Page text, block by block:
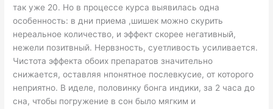
так уже 20. Но в процессе курса выявилась одна
особенность: в дни приема ,шишек можно скурить
нереальное количество, и эффект скорее негативный,
нежели позитвный. Нервзность, суетливость усиливается.
Чистота эффекта обоих препаратов значительно
снижается, оставляя нпонятное послевкусие, от которого
неприятно. В иделе, половинку бонга индики, за 2 часа до
сна, чтобы погружение в сон было мягким и